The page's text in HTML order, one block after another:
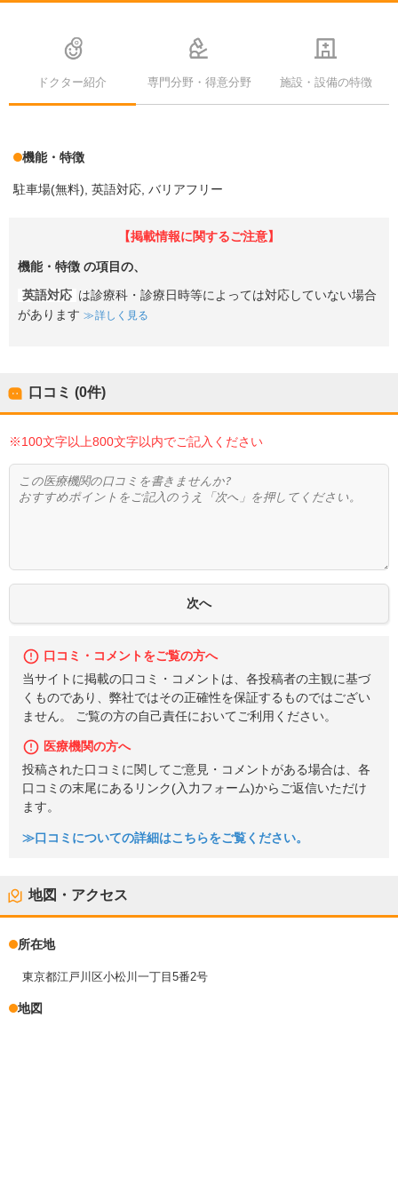
ドクター紹介 専門分野・得意分野 施設・設備の特徴
機能・特徴
駐車場(無料) 英語対応 バリアフリー
【掲載情報に関するご注意】
機能・特徴 の項目の、
英語対応 は診療科・診療日時等によっては対応していない場合
があります
詳しく見る
口コミ (0件)
※100文字以上800文字以内でご記入ください
口コミ・コメントをご覧の方へ
当サイトに掲載の口コミ・コメントは、各投稿者の主観に基づ
くものであり、弊社ではその正確性を保証するものではござい
ません。 ご覧の方の自己責任においてご利用ください。
医療機関の方へ
投稿された口コミに関してご意見・コメントがある場合は、各
口コミの末尾にあるリンク(入力フォーム)からご返信いただけ
ます。
≫口コミについての詳細はこちらをご覧ください。
地図・アクセス
所在地
東京都江戸川区小松川一丁目5番2号
地図